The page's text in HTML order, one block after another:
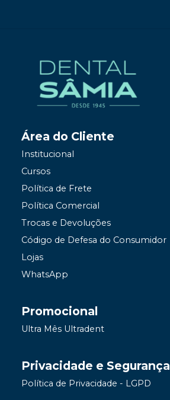
Área do Cliente
Institucional
Cursos
Política de Frete
Política Comercial
Trocas e Devoluções
Código de Defesa do Consumidor
Lojas
WhatsApp
Promocional
Ultra Mês Ultradent
Privacidade e Segurança
Política de Privacidade - LGPD